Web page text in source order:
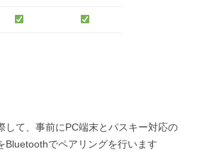
して、事前にPC端末とパスキー対応の
でペアリングを行います